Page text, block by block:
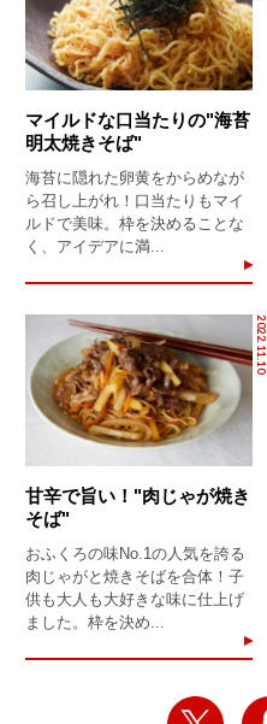
マイルドな口当たりの"海苔
明太焼きそば"
海苔に隠れた卵黄をからめなが
ら召し上がれ！口当たりもマイ
ルドで美味。枠を決めることな
く、アイデアに満...
2022.11.10
甘辛で旨い！"肉じゃが焼き
そば"
おふくろの味No.1の人気を誇る
肉じゃがと焼きそばを合体！子
供も大人も大好きな味に仕上げ
ました。枠を決め...